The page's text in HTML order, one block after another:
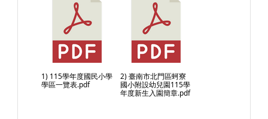
1) 115學年度國民小學
學區一覽表.pdf
2) 臺南市北門區蚵寮
國小附設幼兒園115學
年度新生入園簡章.pdf